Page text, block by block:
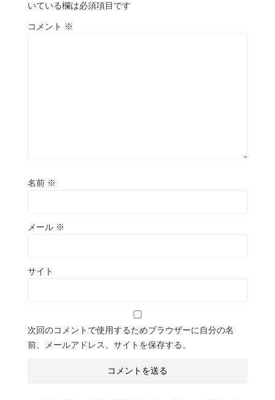
いている欄は必須項目です
コメント ※
名前 ※
メール ※
サイト
次回のコメントで使用するためブラウザーに自分の名
前、メールアドレス、サイトを保存する。